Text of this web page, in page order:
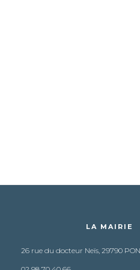
LA MAIRIE
26 rue du docteur Neïs, 29790